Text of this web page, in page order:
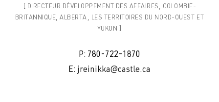
[ DIRECTEUR DÉVELOPPEMENT DES AFFAIRES, COLOMBIE-
BRITANNIQUE, ALBERTA, LES TERRITOIRES DU NORD-OUEST ET
YUKON ]
P: 780-722-1870
E: jreinikka@castle.ca